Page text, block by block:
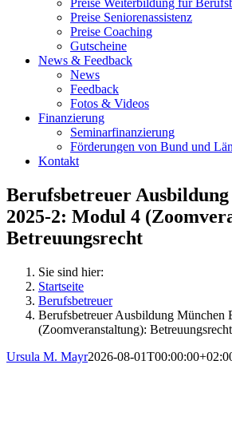
Preise Weiterbildung für
Preise Seniorenassistenz
Preise Coaching
Gutscheine
News & Feedback
News
Feedback
Fotos & Videos
Finanzierung
Seminarfinanzierung
Förderungen von Bund und
Kontakt
Berufsbetreuer
2025-2: Modul 4
Betreuungsrecht
Sie sind hier:
Startseite
Berufsbetreuer
Berufsbetreuer Ausbildung
(Zoomveranstaltung): Betreuungsrecht
Ursula M. Mayr2026-08-